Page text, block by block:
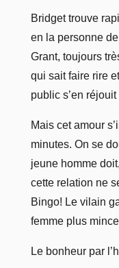
Bridget trouve
en la personne
Grant, toujours
qui sait faire rire
public s’en
Mais cet amour
minutes. On se
jeune homme
cette relation ne
Bingo! Le vilain
femme plus
Le bonheur par